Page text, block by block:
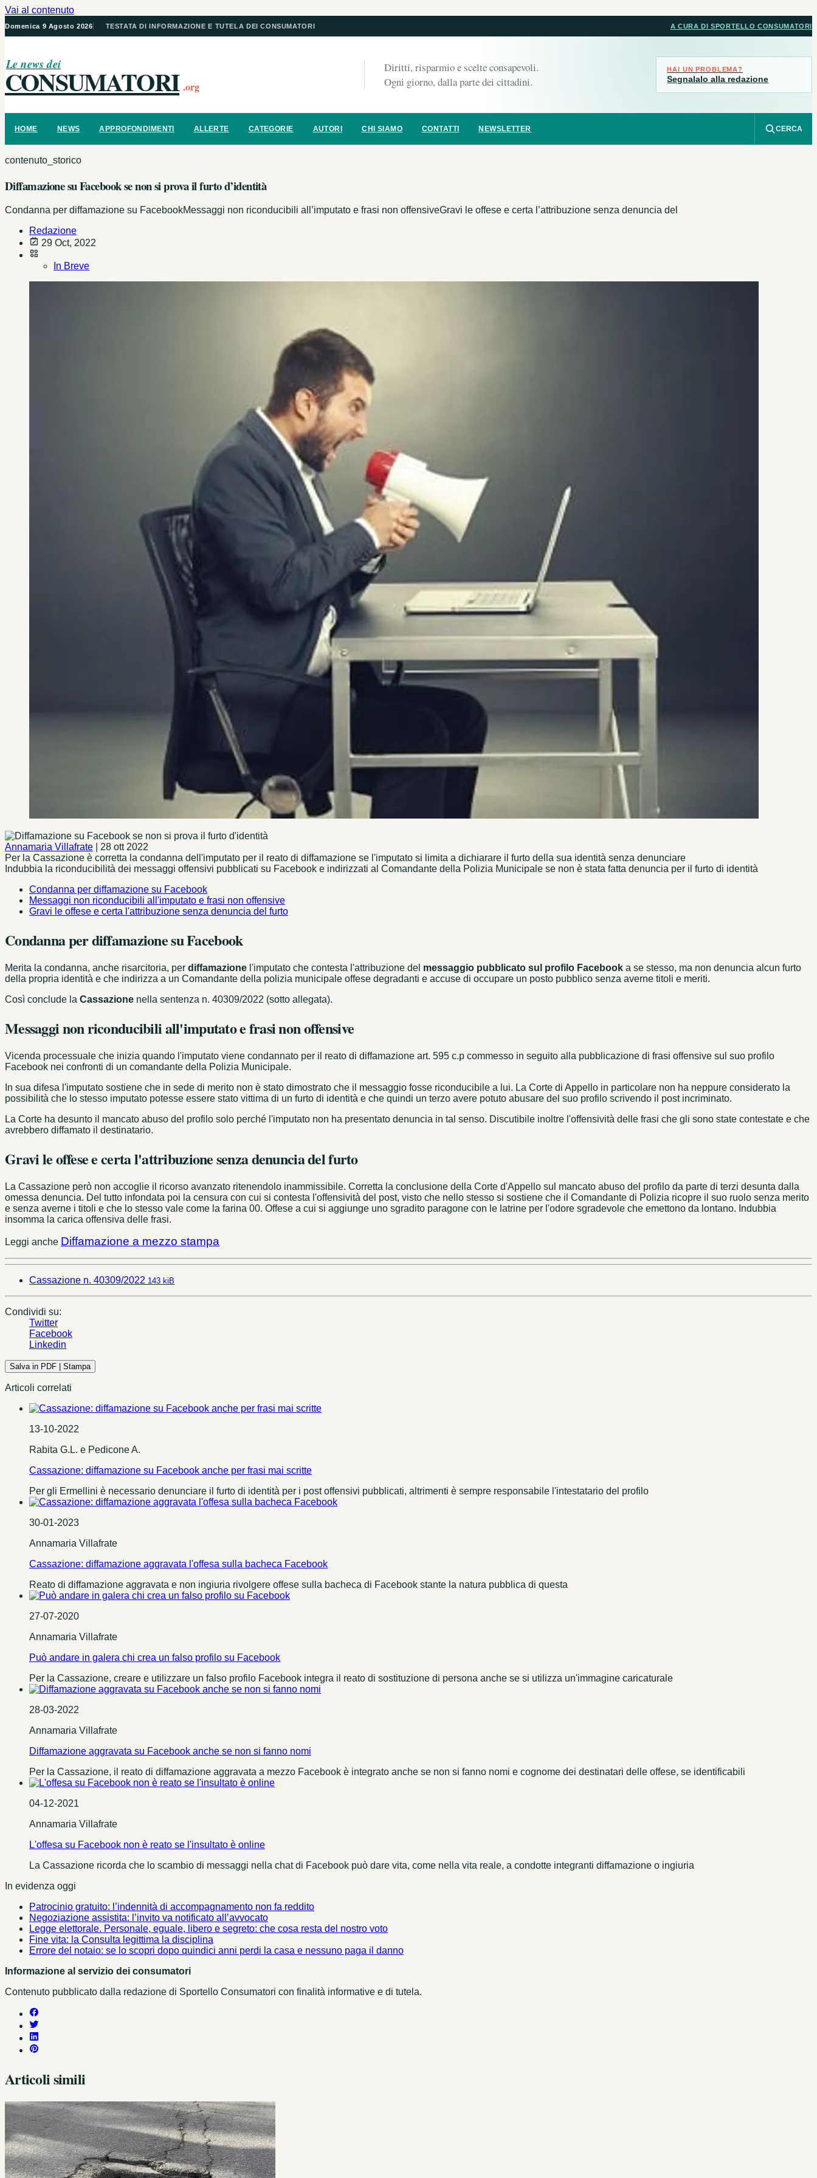
Vai al contenuto
Domenica 9 Agosto 2026 TESTATA DI INFORMAZIONE E TUTELA DEI CONSUMATORI A CURA DI SPORTELLO CONSUMATORI
Le news dei
CONSUMATORI .org
Diritti, risparmio e scelte consapevoli.
Ogni giorno, dalla parte dei cittadini.
HAI UN PROBLEMA?
Segnalalo alla redazione
HOME NEWS APPROFONDIMENTI ALLERTE CATEGORIE AUTORI CHI SIAMO CONTATTI NEWSLETTER CERCA
contenuto_storico
Diffamazione su Facebook se non si prova il furto d’identità
Condanna per diffamazione su FacebookMessaggi non riconducibili all’imputato e frasi non offensiveGravi le offese e certa l’attribuzione senza denuncia del
Redazione
29 Oct, 2022
In Breve
Annamaria Villafrate
28 ott 2022
Per la Cassazione è corretta la condanna dell'imputato per il reato di diffamazione se l'imputato si limita a dichiarare il furto della sua identità senza denunciare
Indubbia la riconducibilità dei messaggi offensivi pubblicati su Facebook e indirizzati al Comandante della Polizia Municipale se non è stata fatta denuncia per il furto di identità
Condanna per diffamazione su Facebook
Messaggi non riconducibili all'imputato e frasi non offensive
Gravi le offese e certa l'attribuzione senza denuncia del furto
Condanna per diffamazione su Facebook
Merita la condanna, anche risarcitoria, per diffamazione l'imputato che contesta l'attribuzione del messaggio pubblicato sul profilo Facebook a se stesso, ma non denuncia alcun furto
della propria identità e che indirizza a un Comandante della polizia municipale offese degradanti e accuse di occupare un posto pubblico senza averne titoli e meriti.
Così conclude la Cassazione nella sentenza n. 40309/2022 (sotto allegata).
Messaggi non riconducibili all'imputato e frasi non offensive
Vicenda processuale che inizia quando l'imputato viene condannato per il reato di diffamazione art. 595 c.p commesso in seguito alla pubblicazione di frasi offensive sul suo profilo
Facebook nei confronti di un comandante della Polizia Municipale.
In sua difesa l'imputato sostiene che in sede di merito non è stato dimostrato che il messaggio fosse riconducibile a lui. La Corte di Appello in particolare non ha neppure considerato la
possibilità che lo stesso imputato potesse essere stato vittima di un furto di identità e che quindi un terzo avere potuto abusare del suo profilo scrivendo il post incriminato.
La Corte ha desunto il mancato abuso del profilo solo perché l'imputato non ha presentato denuncia in tal senso. Discutibile inoltre l'offensività delle frasi che gli sono state contestate e che
avrebbero diffamato il destinatario.
Gravi le offese e certa l'attribuzione senza denuncia del furto
La Cassazione però non accoglie il ricorso avanzato ritenendolo inammissibile. Corretta la conclusione della Corte d'Appello sul mancato abuso del profilo da parte di terzi desunta dalla
omessa denuncia. Del tutto infondata poi la censura con cui si contesta l'offensività del post, visto che nello stesso si sostiene che il Comandante di Polizia ricopre il suo ruolo senza merito
e senza averne i titoli e che lo stesso vale come la farina 00. Offese a cui si aggiunge uno sgradito paragone con le latrine per l'odore sgradevole che emettono da lontano. Indubbia
insomma la carica offensiva delle frasi.
Leggi anche Diffamazione a mezzo stampa
Cassazione n. 40309/2022 143 kiB
Condividi su:
Twitter
Facebook
Linkedin
Salva in PDF | Stampa
Articoli correlati
13-10-2022
Rabita G.L. e Pedicone A.
Cassazione: diffamazione su Facebook anche per frasi mai scritte
Per gli Ermellini è necessario denunciare il furto di identità per i post offensivi pubblicati, altrimenti è sempre responsabile l'intestatario del profilo
30-01-2023
Annamaria Villafrate
Cassazione: diffamazione aggravata l'offesa sulla bacheca Facebook
Reato di diffamazione aggravata e non ingiuria rivolgere offese sulla bacheca di Facebook stante la natura pubblica di questa
27-07-2020
Annamaria Villafrate
Può andare in galera chi crea un falso profilo su Facebook
Per la Cassazione, creare e utilizzare un falso profilo Facebook integra il reato di sostituzione di persona anche se si utilizza un'immagine caricaturale
28-03-2022
Annamaria Villafrate
Diffamazione aggravata su Facebook anche se non si fanno nomi
Per la Cassazione, il reato di diffamazione aggravata a mezzo Facebook è integrato anche se non si fanno nomi e cognome dei destinatari delle offese, se identificabili
04-12-2021
Annamaria Villafrate
L'offesa su Facebook non è reato se l'insultato è online
La Cassazione ricorda che lo scambio di messaggi nella chat di Facebook può dare vita, come nella vita reale, a condotte integranti diffamazione o ingiuria
In evidenza oggi
Patrocinio gratuito: l’indennità di accompagnamento non fa reddito
Negoziazione assistita: l’invito va notificato all’avvocato
Legge elettorale. Personale, eguale, libero e segreto: che cosa resta del nostro voto
Fine vita: la Consulta legittima la disciplina
Errore del notaio: se lo scopri dopo quindici anni perdi la casa e nessuno paga il danno
Informazione al servizio dei consumatori
Contenuto pubblicato dalla redazione di Sportello Consumatori con finalità informative e di tutela.
Articoli simili